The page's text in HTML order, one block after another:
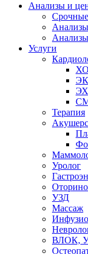
Анализы и
Услуги
Терапия
Уролог
УЗД
Массаж
ВЛОК,